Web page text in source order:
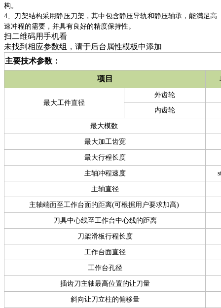
构。
4、刀架结构采用静压刀架，其中包含静压导轨和静压轴承，能满足高
速冲程的需要，并具有良好的精度保持性。
扫二维码用手机看
未找到相应参数组，请于后台属性模板中添加
主要技术参数：
项目
最大工件直径
外齿轮
内齿轮
最大模数
最大加工齿宽
最大行程长度
主轴冲程速度
主轴直径
主轴端面至工作台面的距离(可根据用户要求加高)
刀具中心线至工作台中心线的距离
刀架滑板行程长度
工作台面直径
工作台孔径
插齿刀主轴最高位置的让刀量
斜向让刀立柱的偏移量